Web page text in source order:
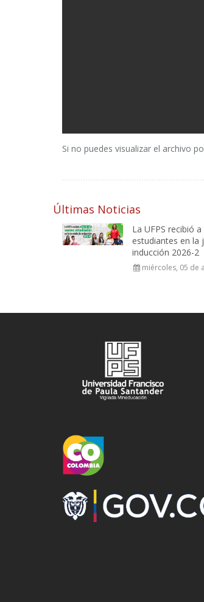
Si no puedes visualizar el archivo
Últimas Noticias
La UFPS recibió
estudiantes en la
inducción 2026-2
miércoles, 05 de